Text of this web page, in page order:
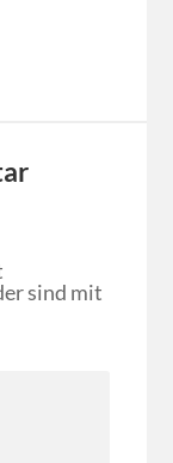
sind mit